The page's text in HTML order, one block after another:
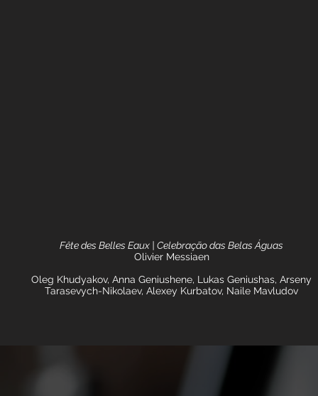
Fête des Belles Eaux | Celebração das Belas Águas
Olivier Messiaen
Oleg Khudyakov, Anna Geniushene, Lukas Geniushas, Arseny
Tarasevych-Nikolaev, Alexey Kurbatov, Naile Mavludov